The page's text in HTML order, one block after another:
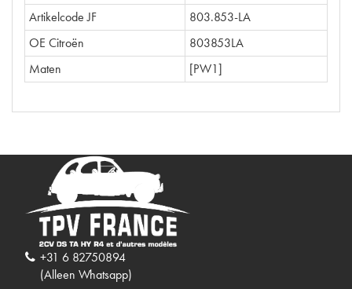
Artikelcode JF
803.853-LA
OE Citroën
803853LA
Maten
[PW1]
+31 6 82750894
(Alleen Whatsapp)